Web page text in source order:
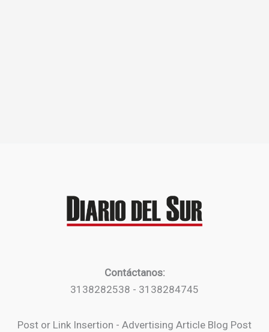
Contáctanos:
3138282538 - 3138284745
Post or Link Insertion - Advertising Article Blog Post